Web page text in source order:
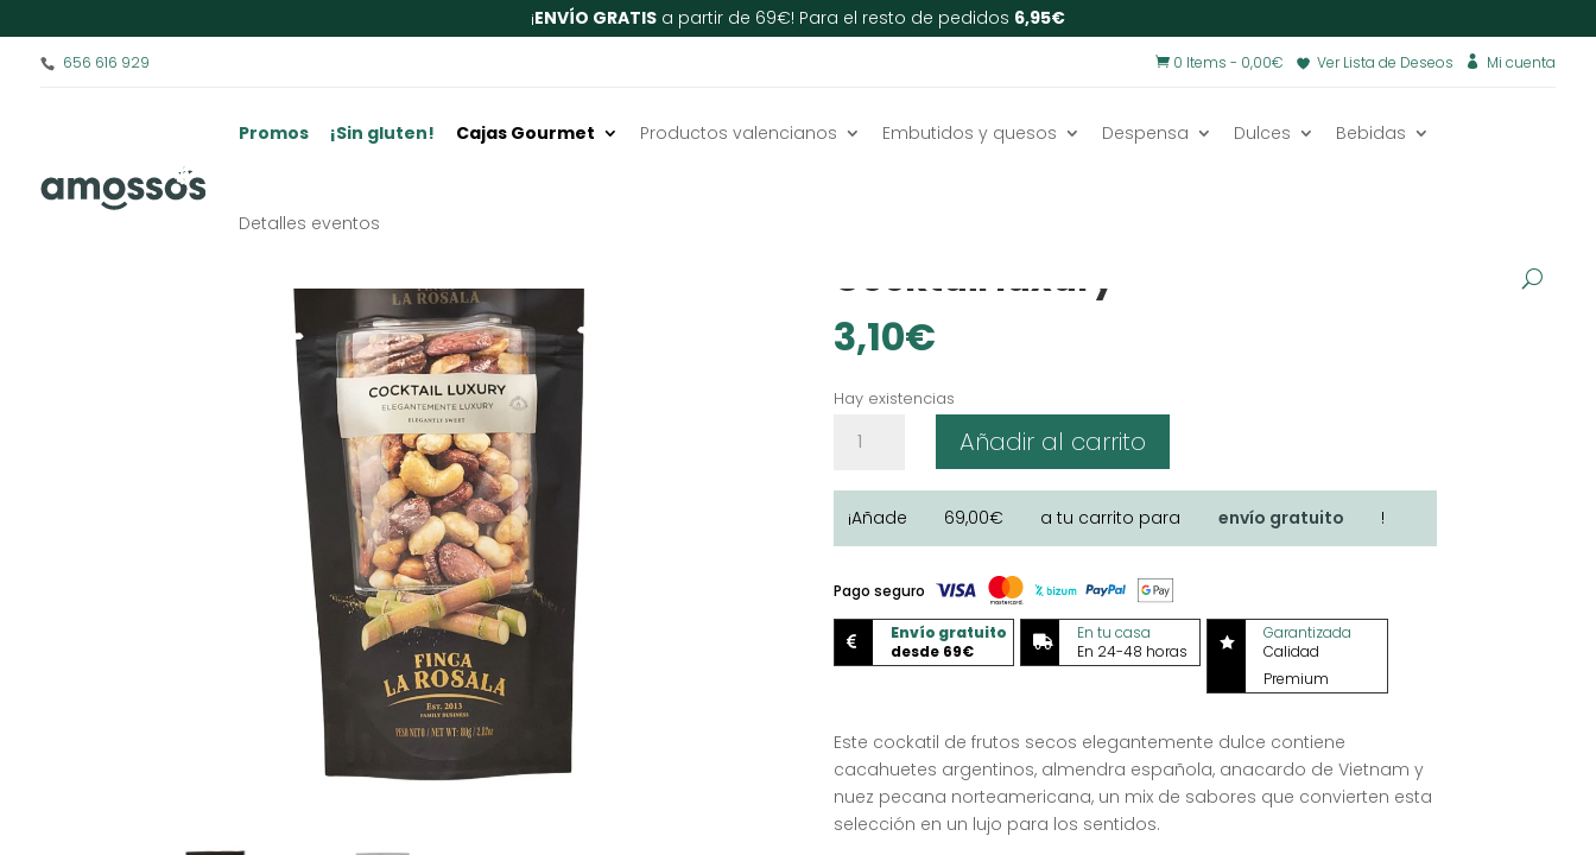
¡ENVÍO GRATIS a partir de 69€! Para el resto de pedidos 6,95€
656 616 929  Mi cuenta
Ver Lista de Deseos
 0 Items - 0,00€
Promos ¡Sin gluten! Cajas Gourmet Productos valencianos Embutidos y quesos Despensa Dulces Bebidas
Detalles eventos
Cocktail luxury
3,10€
Hay existencias
luxury
Añadir al carrito
¡Añade 69,00€ a tu carrito para envío gratuito !
Pago seguro

Envío gratuito
desde 69€

En tu casa
En 24-48 horas

Garantizada
Calidad
Premium
Este cockatil de frutos secos elegantemente dulce contiene
cacahuetes argentinos, almendra española, anacardo de Vietnam y
nuez pecana norteamericana, un mix de sabores que convierten esta
selección en un lujo para los sentidos.